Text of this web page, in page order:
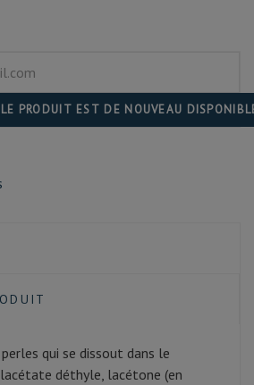
PRODUIT EST DE NOUVEAU
qui se dissout dans le
déthyle, lacétone (en